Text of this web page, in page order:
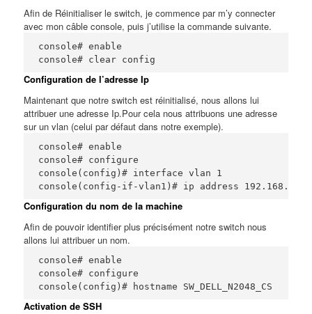
Afin de Réinitialiser le switch, je commence par m’y connecter
avec mon câble console, puis j’utilise la commande suivante.
console# enable
console# clear config
Configuration de l’adresse Ip
Maintenant que notre switch est réinitialisé, nous allons lui
attribuer une adresse Ip.Pour cela nous attribuons une adresse
sur un vlan (celui par défaut dans notre exemple).
console# enable
console# configure
console(config)# interface vlan 1
console(config-if-vlan1)# ip address
Configuration du nom de la machine
Afin de pouvoir identifier plus précisément notre switch nous
allons lui attribuer un nom.
console# enable
console# configure
console(config)# hostname SW_DELL_N2048_CS
Activation de SSH